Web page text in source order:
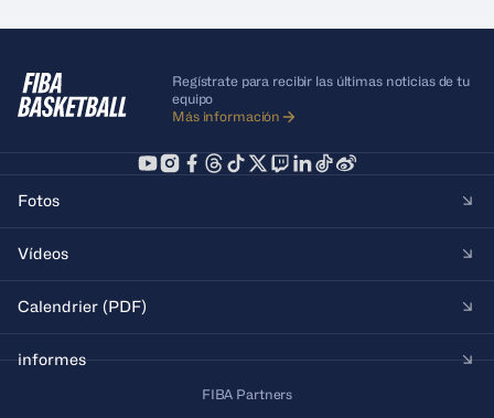
Regístrate para recibir las últimas noticias de tu
equipo
Más información
Fotos
Vídeos
Calendrier (PDF)
informes
FIBA Partners